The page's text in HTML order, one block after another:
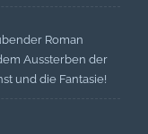
Roman
Aussterben der
und die Fantasie!